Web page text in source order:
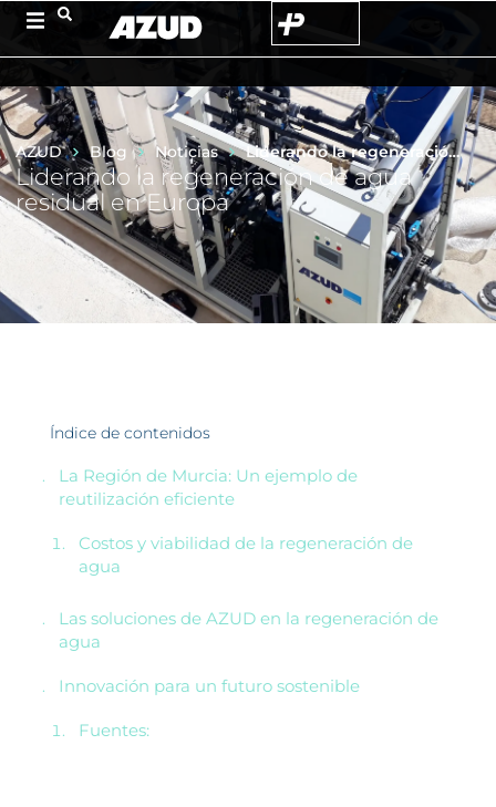
AZUD Blog Noticias Liderando la regeneración de agua residual en Europa
Liderando la regeneración de agua
residual en Europa
Índice de contenidos
La Región de Murcia: Un ejemplo de
reutilización eficiente
Costos y viabilidad de la regeneración de
agua
Las soluciones de AZUD en la regeneración de
agua
Innovación para un futuro sostenible
Fuentes: